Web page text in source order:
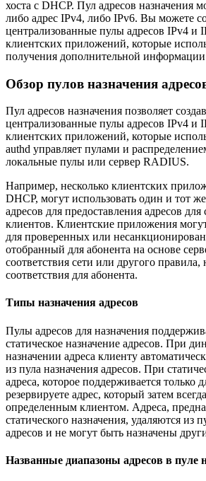
хоста с DHCP. Пул адресов назначения
либо адрес IPv4, либо IPv6. Вы можете
централизованные пулы адресов IPv4 и
клиентских приложений, которые
получения дополнительной информации
Обзор пулов назначения
Пул адресов назначения позволяет
централизованные пулы адресов IPv4 и
клиентских приложений, которые
authd управляет пулами и
локальные пулы или сервер RADIUS.
Например, несколько клиентских
DHCP, могут использовать один и тот
адресов для предоставления адресов
клиентов. Клиентские приложения
для проверенных или
отобранный для абонента на основе
соответствия сети или другого правила,
соответствия для абонента.
Типы назначения адресов
Пулы адресов для назначения
статическое назначение адресов. При
назначении адреса клиенту
из пула назначения адресов. При
адреса, которое поддерживается только
резервируете адрес, который затем
определенным клиентом. Адреса,
статического назначения, удаляются из
адресов и не могут быть назначены
Названные диапазоны адресов в пуле